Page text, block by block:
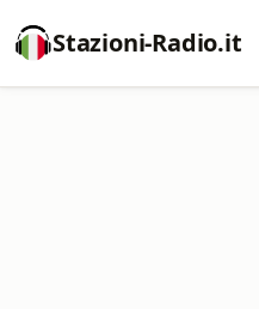
Stazioni-Radio.it